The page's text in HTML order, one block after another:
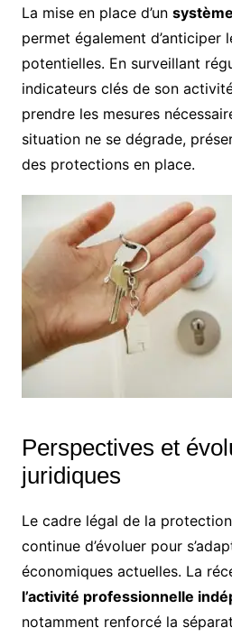
La mise en place d’un
permet également d’anticiper
potentielles. En surveillant
indicateurs clés de son
prendre les mesures
situation ne se dégrade,
des protections en place.
Perspectives et
juridiques
Le cadre légal de la
continue d’évoluer pour
économiques actuelles. La
l’activité professionnelle
notamment renforcé la